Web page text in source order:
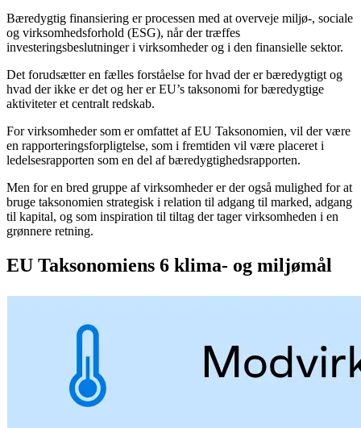
Bæredygtig finansiering er processen med at overveje miljø-, sociale
og virksomhedsforhold (ESG), når der træffes
investeringsbeslutninger i virksomheder og i den finansielle sektor.
Det forudsætter en fælles forståelse for hvad der er bæredygtigt og
hvad der ikke er det og her er EU’s taksonomi for bæredygtige
aktiviteter et centralt redskab.
For virksomheder som er omfattet af EU Taksonomien, vil der være
en rapporteringsforpligtelse, som i fremtiden vil være placeret i
ledelsesrapporten som en del af bæredygtighedsrapporten.
Men for en bred gruppe af virksomheder er der også mulighed for at
bruge taksonomien strategisk i relation til adgang til marked, adgang
til kapital, og som inspiration til tiltag der tager virksomheden i en
grønnere retning.
EU Taksonomiens 6 klima- og miljømål